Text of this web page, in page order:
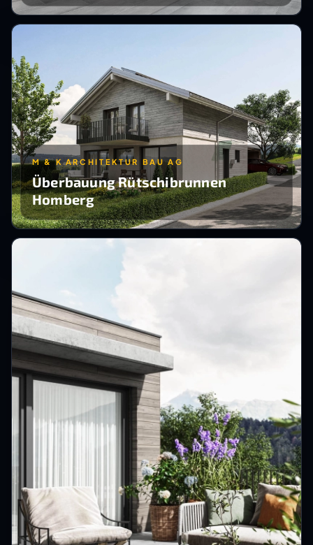
M & K ARCHITEKTUR BAU AG
Überbauung Rütschibrunnen
Homberg